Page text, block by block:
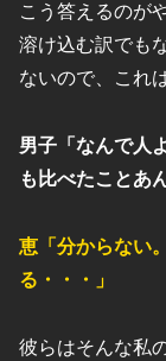
こう答えるのが
溶け込む訳でも
ないので、これ
男子「なんで人
も比べたことあ
恵「分からない
る・・・」
彼らはそんな私